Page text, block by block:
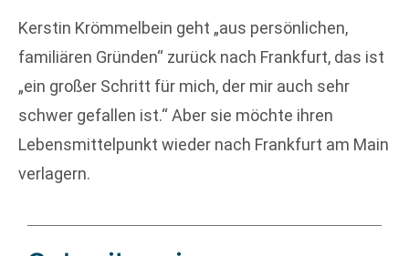
Kerstin Krömmelbein geht „aus persönlichen,
familiären Gründen“ zurück nach Frankfurt, das ist
„ein großer Schritt für mich, der mir auch sehr
schwer gefallen ist.“ Aber sie möchte ihren
Lebensmittelpunkt wieder nach Frankfurt am Main
verlagern.